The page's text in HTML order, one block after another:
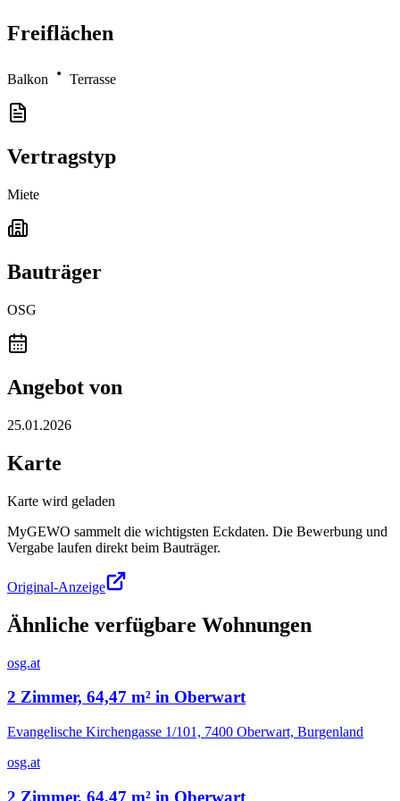
Freiflächen
Balkon Terrasse
Vertragstyp
Miete
Bauträger
OSG
Angebot von
25.01.2026
Karte
Karte wird geladen
MyGEWO sammelt die wichtigsten Eckdaten. Die Bewerbung und
Vergabe laufen direkt beim Bauträger.
Original-Anzeige
Ähnliche verfügbare Wohnungen
osg.at
2 Zimmer, 64,47 m² in Oberwart
Evangelische Kirchengasse 1/101, 7400 Oberwart, Burgenland
osg.at
2 Zimmer, 64,47 m² in Oberwart